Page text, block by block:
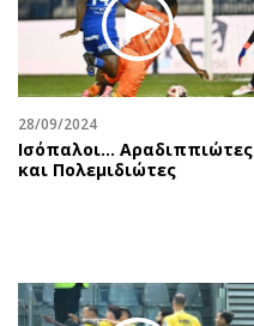
Κόσμος
Παράξενα
Πολιτισμός
Σινεμά
Θέατρο-Χορός
Μουσική
Χειρόγραφα
28/09/2024
Ισόπαλοι… Αραδιππιώτες
και Πολεμιδιώτες